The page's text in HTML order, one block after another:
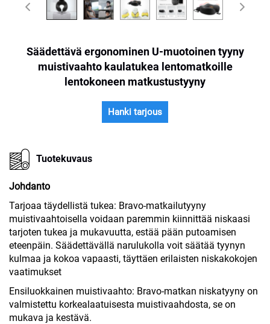
Säädettävä ergonominen U-muotoinen tyyny
muistivaahto kaulatukea lentomatkoille
lentokoneen matkustustyyny
Hanki tarjous
Tuotekuvaus
Johdanto
Tarjoaa täydellistä tukea: Bravo-matkailutyyny
muistivaahtoisella voidaan paremmin kiinnittää niskaasi
tarjoten tukea ja mukavuutta, estää pään putoamisen
eteenpäin. Säädettävällä narulukolla voit säätää tyynyn
kulmaa ja kokoa vapaasti, täyttäen erilaisten niskakokojen
vaatimukset
Ensiluokkainen muistivaahto: Bravo-matkan niskatyyny on
valmistettu korkealaatuisesta muistivaahdosta, se on
mukava ja kestävä.